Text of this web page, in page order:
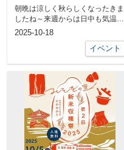
朝晩は涼しく秋らしくなったきま
したね～来週からは日中も気温が
下がる予想だそうでそろそろ厚手
2025-10-18
イベント